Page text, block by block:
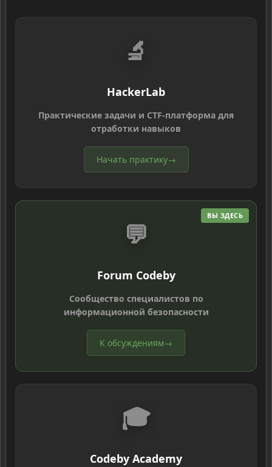
🔬
HackerLab
Практические задачи и CTF-платформа для
отработки навыков
Начать практику→
ВЫ ЗДЕСЬ
💬
Forum Codeby
Сообщество специалистов по
информационной безопасности
К обсуждениям→
🎓
Codeby Academy